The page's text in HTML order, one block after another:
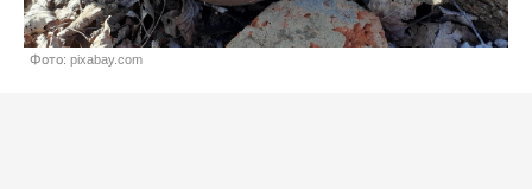
Фото: pixabay.com